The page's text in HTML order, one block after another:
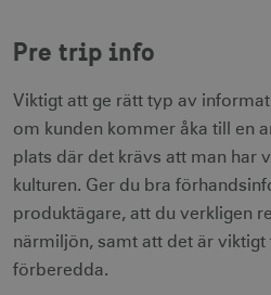
Pre trip info
Viktigt att ge rätt typ av
om kunden kommer åka till en
plats där det krävs att man har
kulturen. Ger du bra
produktägare, att du verkligen
närmiljön, samt att det är
förberedda.